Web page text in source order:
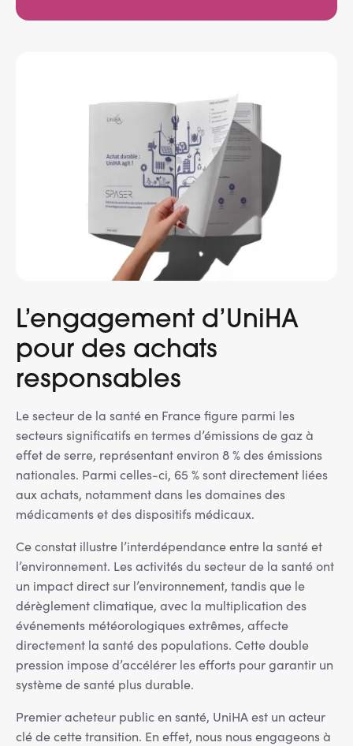
L’engagement d’UniHA
pour des achats
responsables
Le secteur de la santé en France figure parmi les
secteurs significatifs en termes d’émissions de gaz à
effet de serre, représentant environ 8 % des émissions
nationales. Parmi celles-ci, 65 % sont directement liées
aux achats, notamment dans les domaines des
médicaments et des dispositifs médicaux.
Ce constat illustre l’interdépendance entre la santé et
l’environnement. Les activités du secteur de la santé ont
un impact direct sur l’environnement, tandis que le
dérèglement climatique, avec la multiplication des
événements météorologiques extrêmes, affecte
directement la santé des populations. Cette double
pression impose d’accélérer les efforts pour garantir un
système de santé plus durable.
Premier acheteur public en santé, UniHA est un acteur
clé de cette transition. En effet, nous nous engageons à